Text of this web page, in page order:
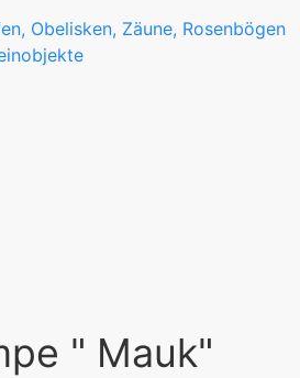
Obelisken, Zäune, Rosenbögen
" Mauk"